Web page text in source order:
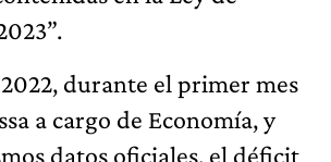
durante el primer mes
a cargo de Economía, y
datos oficiales, el déficit